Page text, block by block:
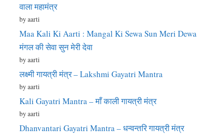
वाला महामंत्र
by aarti
Maa Kali Ki Aarti : Mangal Ki Sewa Sun Meri Dewa
मंगल की सेवा सुन मेरी देवा
by aarti
लक्ष्मी गायत्री मंत्र – Lakshmi Gayatri Mantra
by aarti
Kali Gayatri Mantra – माँ काली गायत्री मंत्र
by aarti
Dhanvantari Gayatri Mantra – धन्वन्तरि गायत्री मंत्र